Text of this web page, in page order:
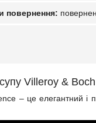
Villeroy &
– це елегантний і